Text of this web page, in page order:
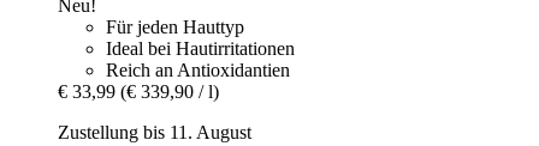
Neu!
Für jeden Hauttyp
Ideal bei Hautirritationen
Reich an Antioxidantien
€ 33,99 (€ 339,90 / l)
Zustellung bis 11. August